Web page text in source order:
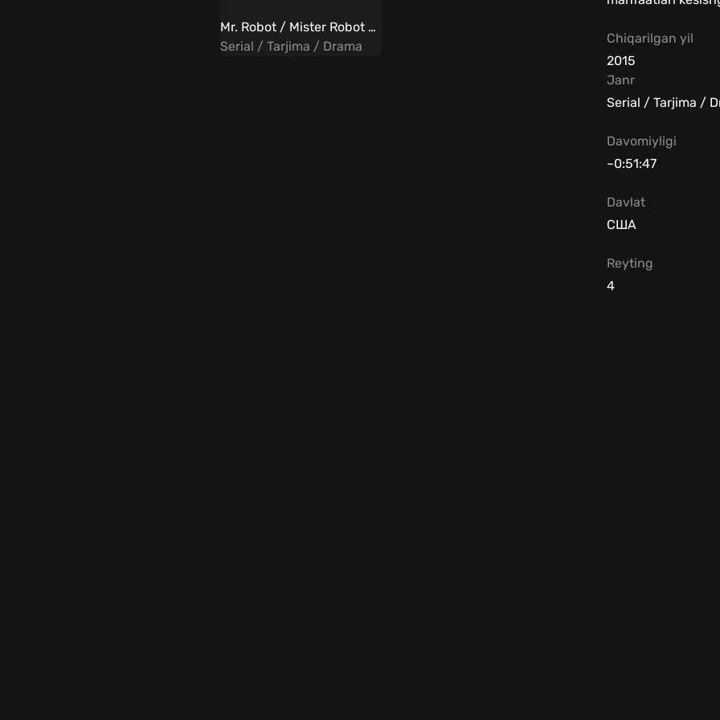
Mr. Robot / Mister Robot / Janob Robot Barcha qismlar Uzbek tilida
Serial / Tarjima / Drama
Chiqarilgan yil
2015
Janr
Serial / Tarjima /
Davomiyligi
~0:51:47
Davlat
США
Reyting
4